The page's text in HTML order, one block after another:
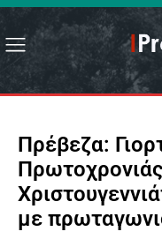
Πρέβεζα:
με